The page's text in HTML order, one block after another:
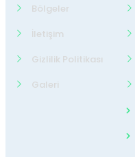
Bölgeler
İletişim
Gizlilik Politikası
Galeri